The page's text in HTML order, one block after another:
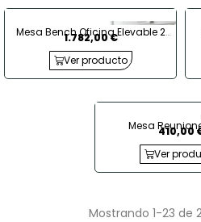
Mesa Bench Oficina Elevable 2
Puestos Vela de Kesta
1.782,00 €
Ver producto
Mesa
Rectangular de
410,00
Ver
Mostrando 1-23 de